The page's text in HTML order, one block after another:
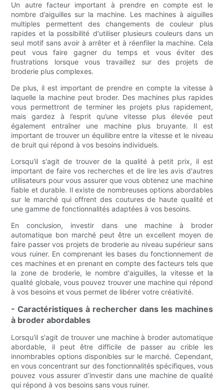
Un autre facteur important à prendre en compte est le
nombre d’aiguilles sur la machine. Les machines à aiguilles
multiples permettent des changements de couleur plus
rapides et la possibilité d'utiliser plusieurs couleurs dans un
seul motif sans avoir à arrêter et à réenfiler la machine. Cela
peut vous faire gagner du temps et vous éviter des
frustrations lorsque vous travaillez sur des projets de
broderie plus complexes.
De plus, il est important de prendre en compte la vitesse à
laquelle la machine peut broder. Des machines plus rapides
vous permettront de terminer les projets plus rapidement,
mais gardez à l’esprit qu’une vitesse plus élevée peut
également entraîner une machine plus bruyante. Il est
important de trouver un équilibre entre la vitesse et le niveau
de bruit qui répond à vos besoins individuels.
Lorsqu'il s'agit de trouver de la qualité à petit prix, il est
important de faire vos recherches et de lire les avis d'autres
utilisateurs pour vous assurer que vous obtenez une machine
fiable et durable. Il existe de nombreuses options abordables
sur le marché qui offrent des coutures de haute qualité et
une gamme de fonctionnalités adaptées à vos besoins.
En conclusion, investir dans une machine à broder
automatique bon marché peut être un excellent moyen de
faire passer vos projets de broderie au niveau supérieur sans
vous ruiner. En comprenant les bases du fonctionnement de
ces machines et en prenant en compte des facteurs tels que
la zone de broderie, le nombre d'aiguilles, la vitesse et la
qualité globale, vous pouvez trouver une machine qui répond
à vos besoins et vous permet de libérer votre créativité.
- Caractéristiques à rechercher dans les machines
à broder abordables
Lorsqu'il s'agit de trouver une machine à broder automatique
abordable, il peut être difficile de passer au crible les
innombrables options disponibles sur le marché. Cependant,
en vous concentrant sur des fonctionnalités spécifiques, vous
pouvez vous assurer d’investir dans une machine de qualité
qui répond à vos besoins sans vous ruiner.